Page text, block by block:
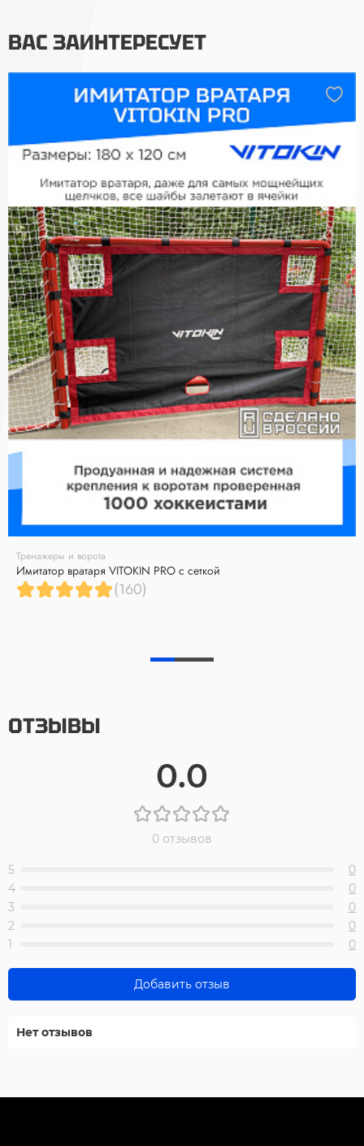
ВАС ЗАИНТЕРЕСУЕТ
Тренажеры и ворота
Имитатор вратаря VITOKIN PRO с сеткой
(160)
ОТЗЫВЫ
0.0
0 отзывов
5
0
4
0
3
0
2
0
1
0
Добавить отзыв
Нет отзывов